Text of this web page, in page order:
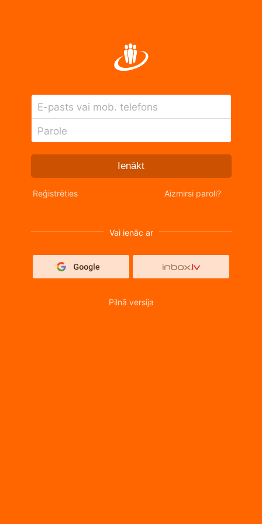
E-pasts vai mob. telefons
Parole
Ienākt
Reģistrēties Aizmirsi paroli?
Vai ienāc ar
Pilnā versija